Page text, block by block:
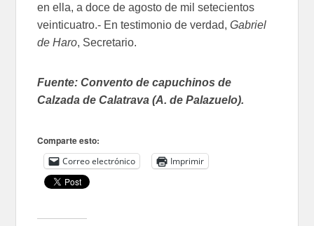
en ella, a doce de agosto de mil setecientos
veinticuatro.- En testimonio de verdad,Gabriel
de Haro, Secretario.
Fuente: Convento de capuchinos de
Calzada de Calatrava (A. de Palazuelo).
Comparte esto:
Correo electrónico Imprimir